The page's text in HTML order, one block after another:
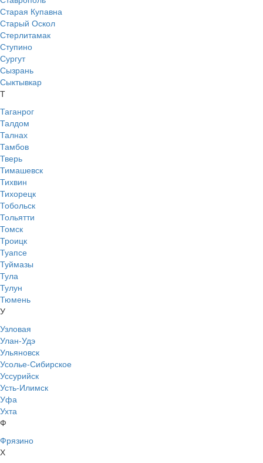
Старая Купавна
Старый Оскол
Стерлитамак
Ступино
Сургут
Сызрань
Сыктывкар
Т
Таганрог
Талдом
Талнах
Тамбов
Тверь
Тимашевск
Тихвин
Тихорецк
Тобольск
Тольятти
Томск
Троицк
Туапсе
Туймазы
Тула
Тулун
Тюмень
У
Узловая
Улан-Удэ
Ульяновск
Усолье-Сибирское
Уссурийск
Усть-Илимск
Уфа
Ухта
Ф
Фрязино
Х